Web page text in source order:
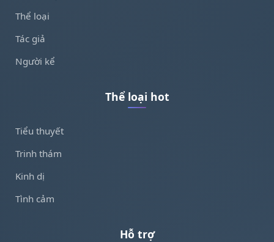
Thể loại
Tác giả
Người kể
Thể loại hot
Tiểu thuyết
Trinh thám
Kinh dị
Tình cảm
Hỗ trợ